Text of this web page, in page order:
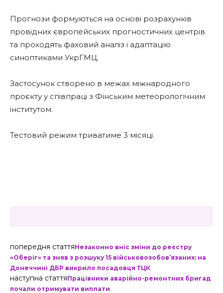
Прогнози формуються на основі розрахунків
провідних європейських прогностичних центрів
та проходять фаховий аналіз і адаптацію
синоптиками УкрГМЦ.
Застосунок створено в межах міжнародного
проєкту у співпраці з Фінським метеорологічним
інститутом.
Тестовий режим триватиме 3 місяці.
попередня статтяНезаконно вніс зміни до реєстру
«Оберіг» та зняв з розшуку 15 військовозобов’язаних: на
Донеччині ДБР викрило посадовця ТЦК
наступна статтяПрацівники аварійно-ремонтних бригад
почали отримувати виплати